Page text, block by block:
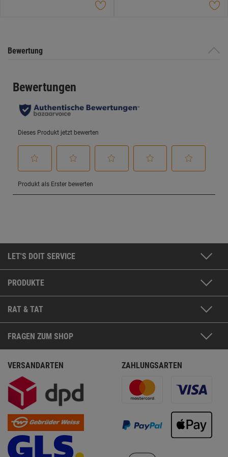
Bewertung
LET'S DOIT SERVICE
PRODUKTE
RAT & TAT
FRAGEN ZUM SHOP
VERSANDARTEN ZAHLUNGSARTEN